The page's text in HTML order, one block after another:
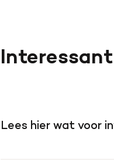
Lees hier wat voor